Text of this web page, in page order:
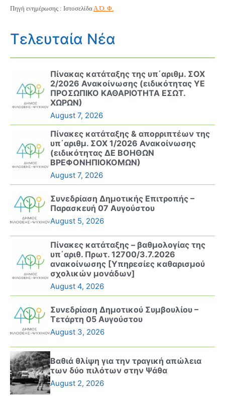
Πηγή ενημέρωσης : ΙστοσελίδαΑ.Ό. Φ.
Τελευταία Νέα
Πίνακας κατάταξης της υπ΄αριθμ. ΣΟΧ
2/2026 Ανακοίνωσης (ειδικότητας ΥΕ
ΠΡΟΣΩΠΙΚΟ ΚΑΘΑΡΙΟΤΗΤΑ ΕΣΩΤ.
ΧΩΡΩΝ)
August 7, 2026
Πίνακες κατάταξης & απορριπτέων της
υπ΄αριθμ. ΣΟΧ 1/2026 Ανακοίνωσης
(ειδικότητας ΔΕ ΒΟΗΘΩΝ
ΒΡΕΦΟΝΗΠΙΟΚΟΜΩΝ)
August 7, 2026
Συνεδρίαση Δημοτικής Επιτροπής –
Παρασκευή 07 Αυγούστου
August 5, 2026
Πίνακες κατάταξης – βαθμολογίας της
υπ΄αριθ. Πρωτ. 12700/3.7.2026
ανακοίνωσης [Υπηρεσίες καθαρισμού
σχολικών μονάδων]
August 4, 2026
Συνεδρίαση Δημοτικού Συμβουλίου –
Τετάρτη 05 Αυγούστου
August 3, 2026
Βαθιά θλίψη για την τραγική απώλεια
των δύο πιλότων στην Ψάθα
August 2, 2026